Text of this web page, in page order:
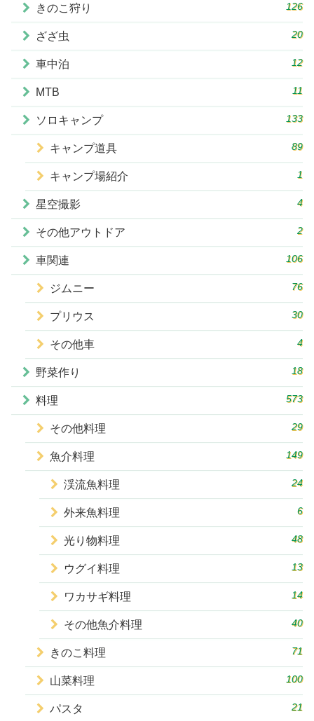
きのこ狩り 126
ざざ虫 20
車中泊 12
MTB 11
ソロキャンプ 133
キャンプ道具 89
キャンプ場紹介 1
星空撮影 4
その他アウトドア 2
車関連 106
ジムニー 76
プリウス 30
その他車 4
野菜作り 18
料理 573
その他料理 29
魚介料理 149
渓流魚料理 24
外来魚料理 6
光り物料理 48
ウグイ料理 13
ワカサギ料理 14
その他魚介料理 40
きのこ料理 71
山菜料理 100
パスタ 21